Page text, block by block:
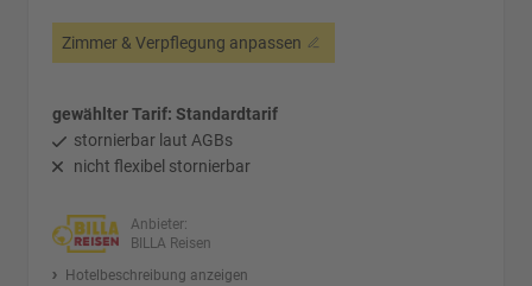
Zimmer & Verpflegung anpassen
gewählter Tarif: Standardtarif
stornierbar laut AGBs
nicht flexibel stornierbar
Anbieter:
BILLA Reisen
Hotelbeschreibung anzeigen